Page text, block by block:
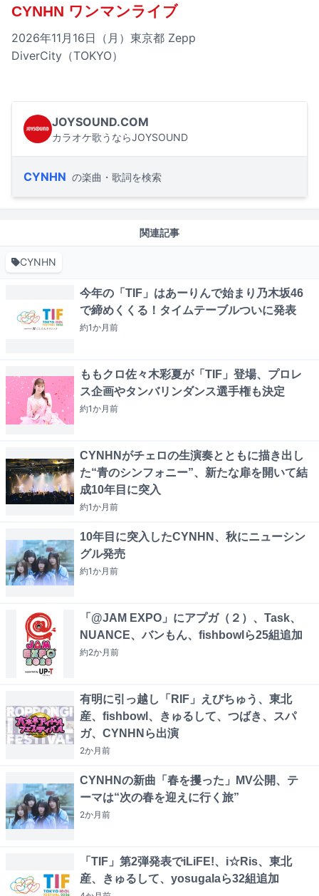
CYNHN ワンマンライブ
2026年11月16日（月）東京都 Zepp
DiverCity（TOKYO）
JOYSOUND.COM
カラオケ歌うならJOYSOUND
CYNHN の楽曲・歌詞を検索
関連記事
CYNHN
今年の「TIF」はあーりんで始まり乃木坂46
で締めくくる！タイムテーブルついに発表
約1か月前
ももクロ佐々木彩夏が「TIF」登場、プロレ
ス企画やタンバリンダンス選手権も決定
約1か月前
CYNHNがチェロの生演奏とともに描き出し
た“青のシンフォニー”、新たな扉を開いて結
成10年目に突入
約1か月前
10年目に突入したCYNHN、秋にニューシン
グル発売
約1か月前
「@JAM EXPO」にアプガ（２）、Task、
NUANCE、バンもん、fishbowlら25組追加
約2か月前
有明に引っ越し「RIF」えびちゅう、東北
産、fishbowl、きゅるして、つばき、スパ
ガ、CYNHNら出演
2か月前
CYNHNの新曲「春を攫った」MV公開、テ
ーマは“次の春を迎えに行く旅”
2か月前
「TIF」第2弾発表でiLiFE!、i☆Ris、東北
産、きゅるして、yosugalaら32組追加